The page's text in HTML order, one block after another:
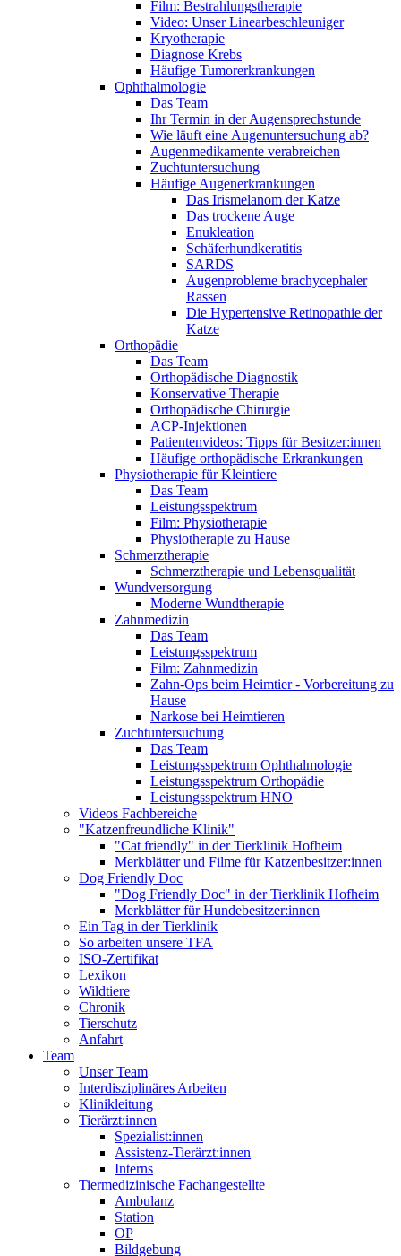
Film: Bestrahlungstherapie
Video: Unser Linearbeschleuniger
Kryotherapie
Diagnose Krebs
Häufige Tumorerkrankungen
Ophthalmologie
Das Team
Ihr Termin in der Augensprechstunde
Wie läuft eine Augenuntersuchung ab?
Augenmedikamente verabreichen
Zuchtuntersuchung
Häufige Augenerkrankungen
Das Irismelanom der Katze
Das trockene Auge
Enukleation
Schäferhundkeratitis
SARDS
Augenprobleme brachycephaler
Rassen
Die Hypertensive Retinopathie der
Katze
Orthopädie
Das Team
Orthopädische Diagnostik
Konservative Therapie
Orthopädische Chirurgie
ACP-Injektionen
Patientenvideos: Tipps für Besitzer:innen
Häufige orthopädische Erkrankungen
Physiotherapie für Kleintiere
Das Team
Leistungsspektrum
Film: Physiotherapie
Physiotherapie zu Hause
Schmerztherapie
Schmerztherapie und Lebensqualität
Wundversorgung
Moderne Wundtherapie
Zahnmedizin
Das Team
Leistungsspektrum
Film: Zahnmedizin
Zahn-Ops beim Heimtier - Vorbereitung zu
Hause
Narkose bei Heimtieren
Zuchtuntersuchung
Das Team
Leistungsspektrum Ophthalmologie
Leistungsspektrum Orthopädie
Leistungsspektrum HNO
Videos Fachbereiche
"Katzenfreundliche Klinik"
"Cat friendly" in der Tierklinik Hofheim
Merkblätter und Filme für Katzenbesitzer:innen
Dog Friendly Doc
"Dog Friendly Doc" in der Tierklinik Hofheim
Merkblätter für Hundebesitzer:innen
Ein Tag in der Tierklinik
So arbeiten unsere TFA
ISO-Zertifikat
Lexikon
Wildtiere
Chronik
Tierschutz
Anfahrt
Team
Unser Team
Interdisziplinäres Arbeiten
Klinikleitung
Tierärzt:innen
Spezialist:innen
Assistenz-Tierärzt:innen
Interns
Tiermedizinische Fachangestellte
Ambulanz
Station
OP
Bildgebung